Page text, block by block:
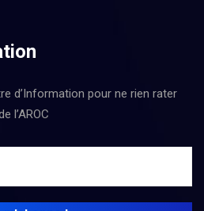
d’Information pour ne rien rater
l’AROC